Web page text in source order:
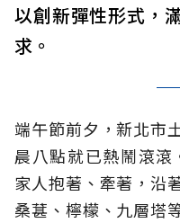
以創新彈性形式，
求。
端午節前夕，新北市
晨八點就已熱鬧滾
家人抱著、牽著，沿
桑葚、檸檬、九層塔